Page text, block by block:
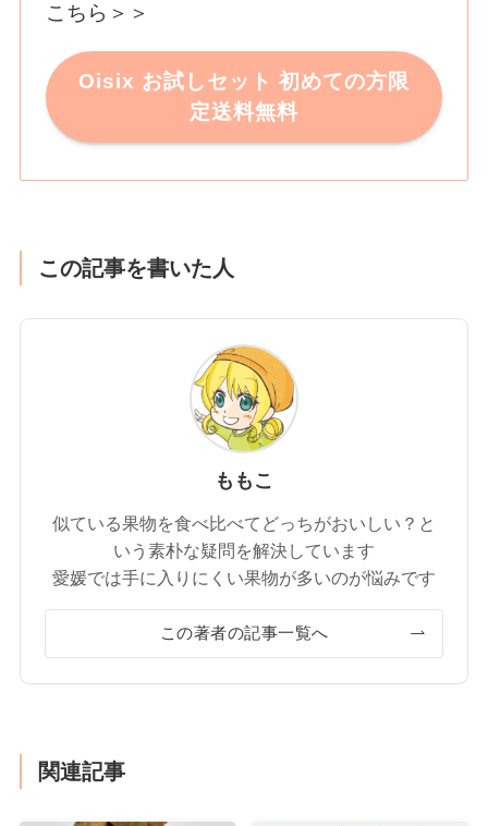
こちら＞＞
Oisix お試しセット 初めての方限
定送料無料
この記事を書いた人
ももこ
似ている果物を食べ比べてどっちがおいしい？と
いう素朴な疑問を解決しています
愛媛では手に入りにくい果物が多いのが悩みです
この著者の記事一覧へ
関連記事